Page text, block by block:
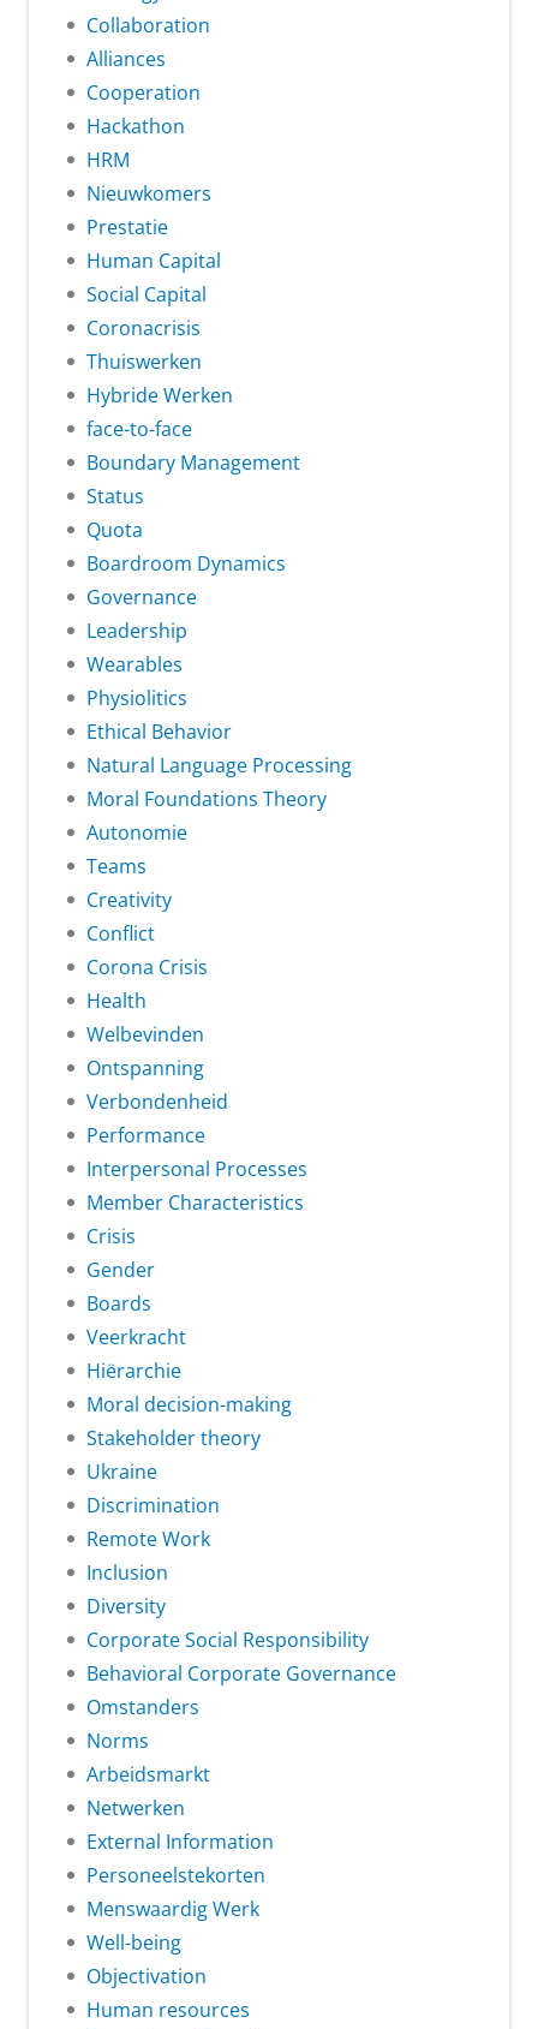
Collaboration
Alliances
Cooperation
Hackathon
HRM
Nieuwkomers
Prestatie
Human Capital
Social Capital
Coronacrisis
Thuiswerken
Hybride Werken
face-to-face
Boundary Management
Status
Quota
Boardroom Dynamics
Governance
Leadership
Wearables
Physiolitics
Ethical Behavior
Natural Language Processing
Moral Foundations Theory
Autonomie
Teams
Creativity
Conflict
Corona Crisis
Health
Welbevinden
Ontspanning
Verbondenheid
Performance
Interpersonal Processes
Member Characteristics
Crisis
Gender
Boards
Veerkracht
Hiërarchie
Moral decision-making
Stakeholder theory
Ukraine
Discrimination
Remote Work
Inclusion
Diversity
Corporate Social Responsibility
Behavioral Corporate Governance
Omstanders
Norms
Arbeidsmarkt
Netwerken
External Information
Personeelstekorten
Menswaardig Werk
Well-being
Objectivation
Human resources